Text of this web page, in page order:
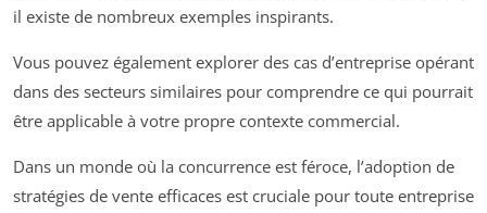
il existe de nombreux exemples inspirants.
Vous pouvez également explorer des cas d’entreprise opérant
dans des secteurs similaires pour comprendre ce qui pourrait
être applicable à votre propre contexte commercial.
Dans un monde où la concurrence est féroce, l’adoption de
stratégies de vente efficaces est cruciale pour toute entreprise